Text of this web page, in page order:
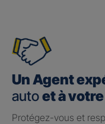
Un Agent
autoet à
Protégez-vous et